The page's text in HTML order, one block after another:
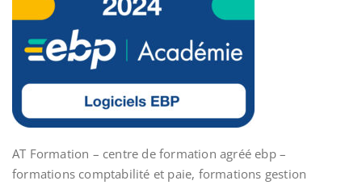
AT Formation – centre de formation agréé ebp –
formations comptabilité et paie, formations gestion